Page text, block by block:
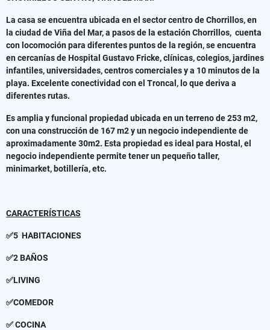
La casa se encuentra ubicada en el sector centro de Chorrillos, en
la ciudad de Viña del Mar, a pasos de la estación Chorrillos, cuenta
con locomoción para diferentes puntos de la región, se encuentra
en cercanías de Hospital Gustavo Fricke, clínicas, colegios, jardines
infantiles, universidades, centros comerciales y a 10 minutos de la
playa. Excelente conectividad con el Troncal, lo que deriva a
diferentes rutas.
Es amplia y funcional propiedad ubicada en un terreno de 253 m2,
con una construcción de 167 m2 y un negocio independiente de
aproximadamente 30m2. Esta propiedad es ideal para Hostal, el
negocio independiente permite tener un pequeño taller,
minimarket, botillería, etc.
CARACTERÍSTICAS
✅5 HABITACIONES
✅2 BAÑOS
✅LIVING
✅COMEDOR
✅ COCINA